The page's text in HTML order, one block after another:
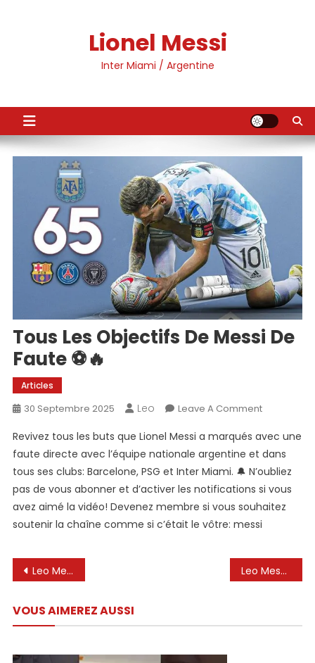
Lionel Messi
Inter Miami / Argentine
Tous Les Objectifs De Messi De
Faute ⚽🔥
Articles
30 Septembre 2025 Leo Leave A CommentOn
Les
Objectifs
De
Messi
De
Faute
Revivez tous les buts que Lionel Messi a marqués avec une
faute directe avec l’équipe nationale argentine et dans
tous ses clubs: Barcelone, PSG et Inter Miami. 🔔 N’oubliez
pas de vous abonner et d’activer les notifications si vous
avez aimé la vidéo! Devenez membre si vous souhaitez
soutenir la chaîne comme si c’était le vôtre: messi
Navigation
l’article
Leo Messi a consacré la balle d’or à Diego Maradona 🏆 Leo Messi (Feat. Bobo Armani)
VOUS AIMEREZ AUSSI